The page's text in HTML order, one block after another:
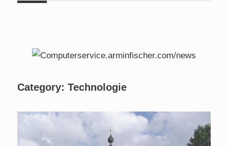
Category: Technologie